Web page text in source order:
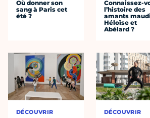
Où donner son
sang à Paris cet
été ?
DÉCOUVRIR
Connaissez-
l’histoire des
amants
Héloïse et
Abélard ?
DÉCOUVRIR